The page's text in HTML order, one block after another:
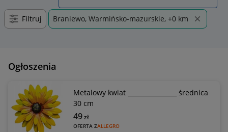
Filtruj Braniewo, Warmińsko-mazurskie, +0 km
Ogłoszenia
Metalowy kwiat ________________ średnica
30 cm
OFERTA ZALLEGRO
49zł